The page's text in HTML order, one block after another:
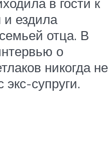
в гости к
и ездила
отца. В
о
никогда не
супруги.